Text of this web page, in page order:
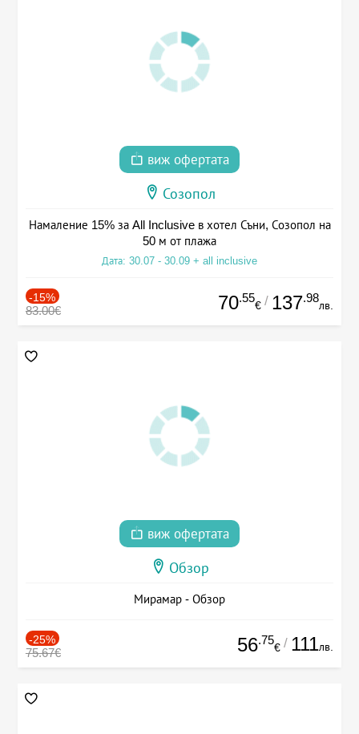
виж офертата
Созопол
Намаление 15% за All Inclusive в хотел Съни, Созопол на
50 м от плажа
Дата: 30.07 - 30.09 + all inclusive
-15%
83.00€ 70.55
€ / 137.98
лв.
виж офертата
Обзор
Мирамар - Обзор
-25%
75.67€ 56.75
€ / 111лв.